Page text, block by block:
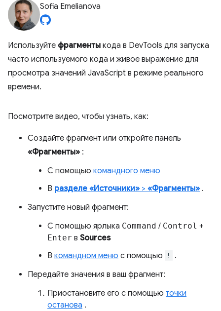
Sofia Emelianova
Используйте фрагменты кода в DevTools для запуска
часто используемого кода и живое выражение для
просмотра значений JavaScript в режиме реального
времени.
Посмотрите видео, чтобы узнать, как:
Создайте фрагмент или откройте панель
«Фрагменты» :
С помощью командного меню
В разделе «Источники» > «Фрагменты» .
Запустите новый фрагмент:
С помощью ярлыка Command / Control +
Enter в Sources
В командном меню с помощью !
.
Передайте значения в ваш фрагмент:
Приостановите его с помощью точки
останова .